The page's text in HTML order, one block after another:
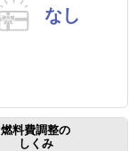
なし
燃料費調整の
しくみ